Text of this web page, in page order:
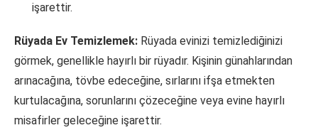
işarettir.
Rüyada Ev Temizlemek: Rüyada evinizi temizlediğinizi
görmek, genellikle hayırlı bir rüyadır. Kişinin günahlarından
arınacağına, tövbe edeceğine, sırlarını ifşa etmekten
kurtulacağına, sorunlarını çözeceğine veya evine hayırlı
misafirler geleceğine işarettir.